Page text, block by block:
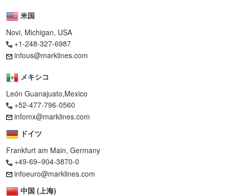
米国
Novi, Michigan, USA
+1-248-327-6987
infous@marklines.com
メキシコ
León Guanajuato,Mexico
+52-477-796-0560
infomx@marklines.com
ドイツ
Frankfurt am Main, Germany
+49-69–904-3870-0
infoeuro@marklines.com
中国 (上海)